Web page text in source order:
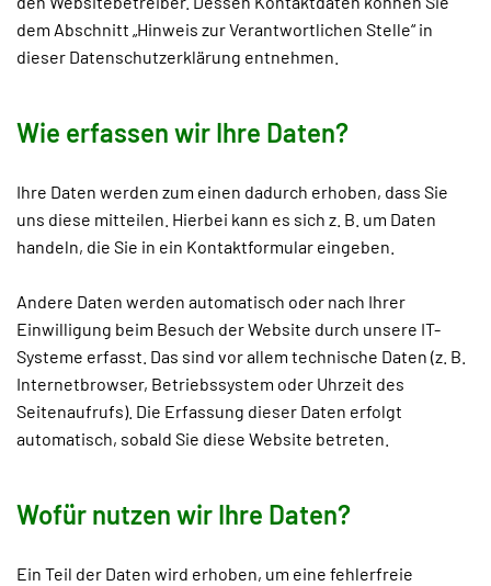
dem Abschnitt „Hinweis zur Verantwortlichen Stelle“ in
dieser Datenschutzerklärung entnehmen.
Wie erfassen wir Ihre Daten?
Ihre Daten werden zum einen dadurch erhoben, dass Sie
uns diese mitteilen. Hierbei kann es sich z. B. um Daten
handeln, die Sie in ein Kontaktformular eingeben.
Andere Daten werden automatisch oder nach Ihrer
Einwilligung beim Besuch der Website durch unsere IT-
Systeme erfasst. Das sind vor allem technische Daten (z. B.
Internetbrowser, Betriebssystem oder Uhrzeit des
Seitenaufrufs). Die Erfassung dieser Daten erfolgt
automatisch, sobald Sie diese Website betreten.
Wofür nutzen wir Ihre Daten?
Ein Teil der Daten wird erhoben, um eine fehlerfreie